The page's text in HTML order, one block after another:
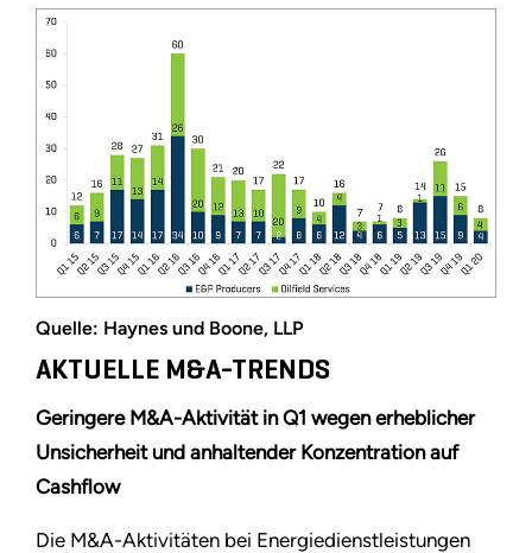
Quelle: Haynes und Boone, LLP
AKTUELLE M&A-TRENDS
Geringere M&A-Aktivität in Q1 wegen erheblicher
Unsicherheit und anhaltender Konzentration auf
Cashflow
Die M&A-Aktivitäten bei Energiedienstleistungen